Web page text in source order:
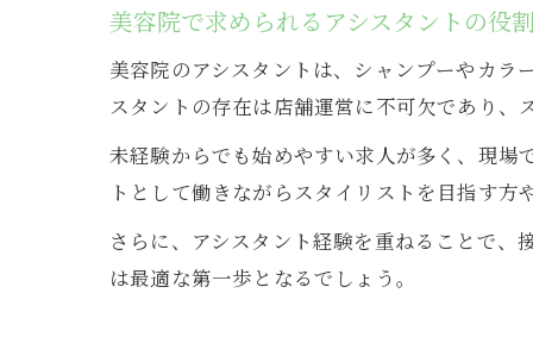
美容院で求められるアシスタントの役
美容院のアシスタントは、シャンプーやカ
スタントの存在は店舗運営に不可欠であり
未経験からでも始めやすい求人が多く、現場
トとして働きながらスタイリストを目指す
さらに、アシスタント経験を重ねることで
は最適な第一歩となるでしょう。